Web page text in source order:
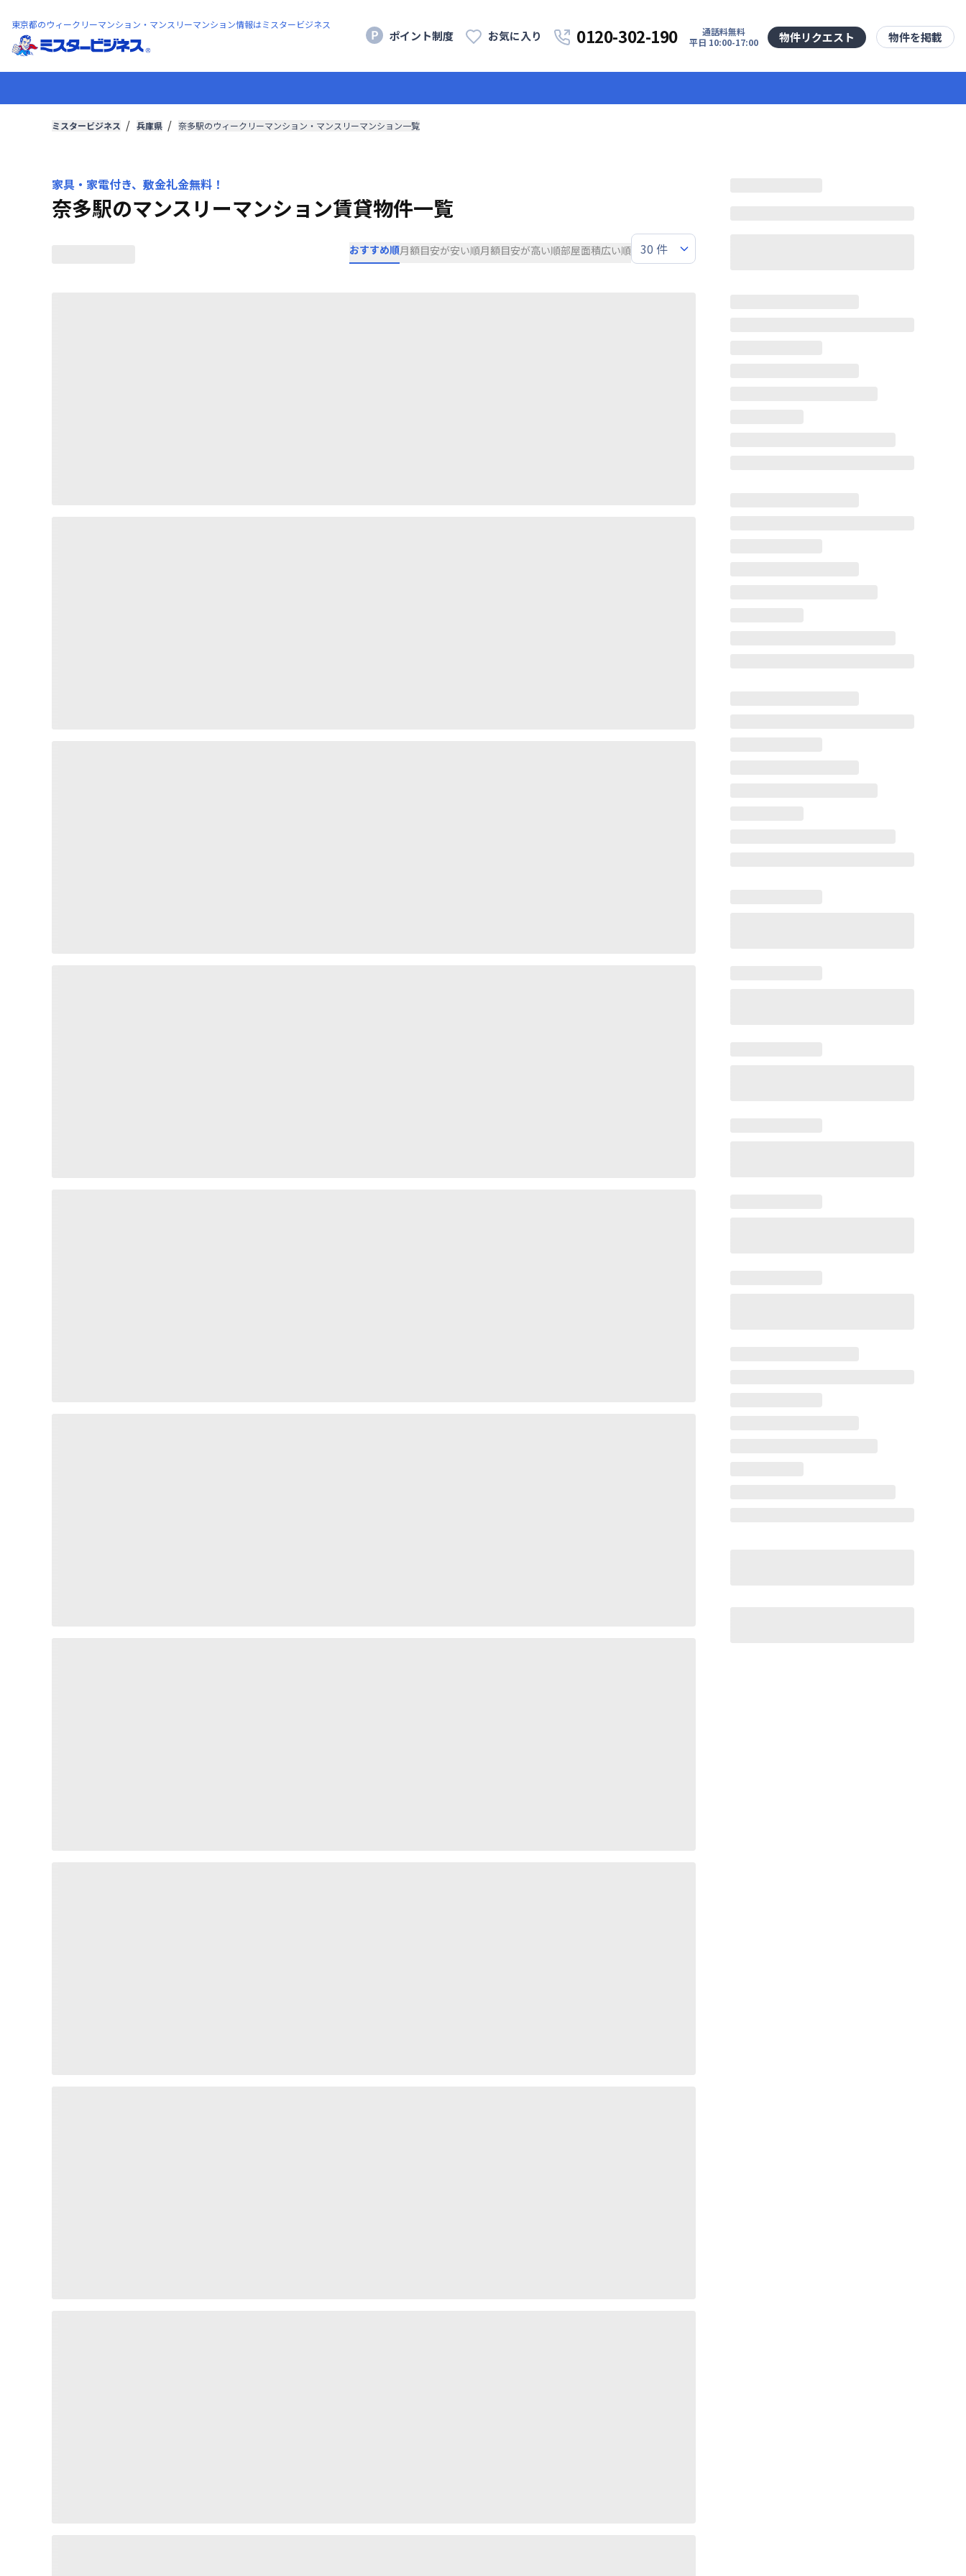
東京都のウィークリーマンション・マンスリーマンション情報はミスタービジネス
ポイント制度 お気に入り 0120-302-190
通話料無料
平日 10:00-17:00
物件リクエスト 物件を掲載
ミスタービジネス 兵庫県 奈多駅のウィークリーマンション・マンスリーマンション一覧
家具・家電付き、敷金礼金無料！
奈多駅のマンスリーマンション賃貸物件一覧
おすすめ順月額目安が安い順月額目安が高い順部屋面積広い順